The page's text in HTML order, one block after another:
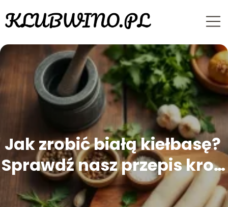
Jak zrobić białą kiełbasę?
Sprawdź nasz przepis krok
po kroku!